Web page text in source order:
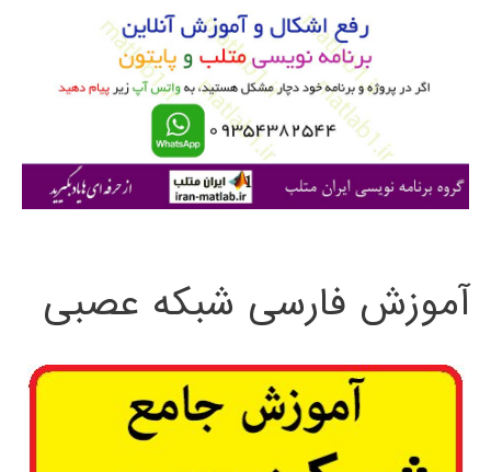
ی
آموزش فارسی شبکه عصبی